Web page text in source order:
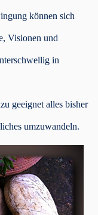
können sich
Visionen und
in
geeignet alles bisher
umzuwandeln.